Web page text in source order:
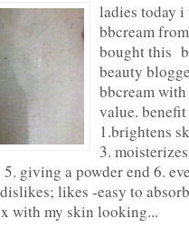
ladies today
bbcream
bought this
beauty
bbcream
value.
1.brightens
3.
giving a powder end 6.
likes -easy to
with my skin looking...